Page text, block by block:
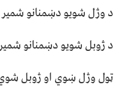
د وژل شویو دښمنانو شمير :
د ژوبل شویو دښمنانو شمير:
ټول وژل ښوي او ژوبل شوي: